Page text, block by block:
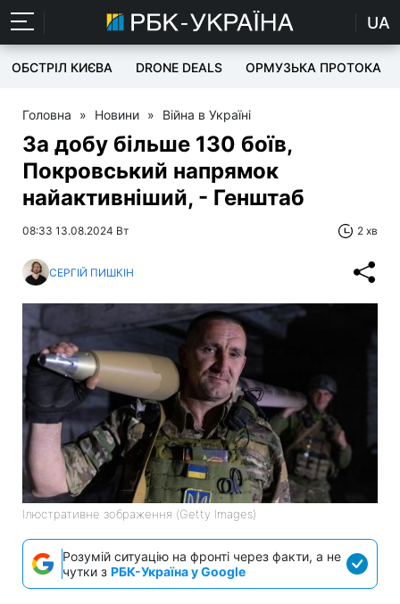
UA
ОБСТРІЛ КИЄВА DRONE DEALS ОРМУЗЬКА ПРОТОКА
Головна » Новини » Війна в Україні
За добу більше 130 боїв,
Покровський напрямок
найактивніший, - Генштаб
08:33 13.08.2024 Вт 2 хв
СЕРГІЙ ПИШКІН
Ілюстративне зображення (Getty Images)
Розумій ситуацію на фронті через факти, а не
чутки з РБК-Україна у Google